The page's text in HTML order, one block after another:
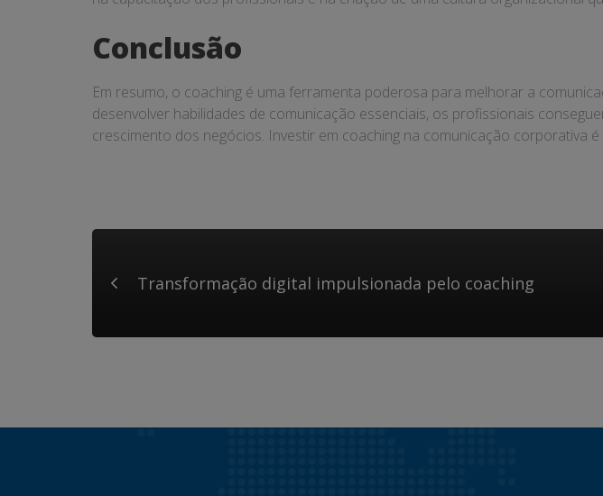
Conclusão
Em resumo, o coaching é uma ferramenta poderosa para melhorar a
desenvolver habilidades de comunicação essenciais, os profissionais
crescimento dos negócios. Investir em coaching na comunicação corporativa
Transformação digital impulsionada pelo coaching